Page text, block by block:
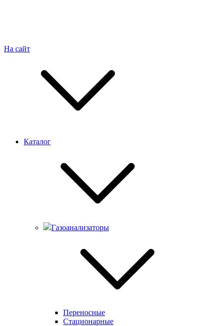
На сайт
Каталог
Газоанализаторы
Переносные
Стационарные